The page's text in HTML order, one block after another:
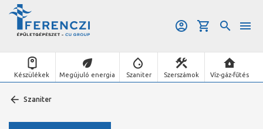
Készülékek Megújuló energia Szaniter Szerszámok Víz-gáz-fűtés
Szaniter